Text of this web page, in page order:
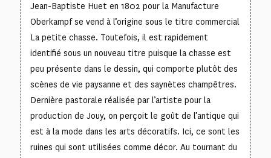
Jean-Baptiste Huet en 1802 pour la Manufacture
Oberkampf se vend à l’origine sous le titre commercial
La petite chasse. Toutefois, il est rapidement
identifié sous un nouveau titre puisque la chasse est
peu présente dans le dessin, qui comporte plutôt des
scènes de vie paysanne et des saynètes champêtres.
Dernière pastorale réalisée par l’artiste pour la
production de Jouy, on perçoit le goût de l’antique qui
est à la mode dans les arts décoratifs. Ici, ce sont les
ruines qui sont utilisées comme décor. Au tournant du